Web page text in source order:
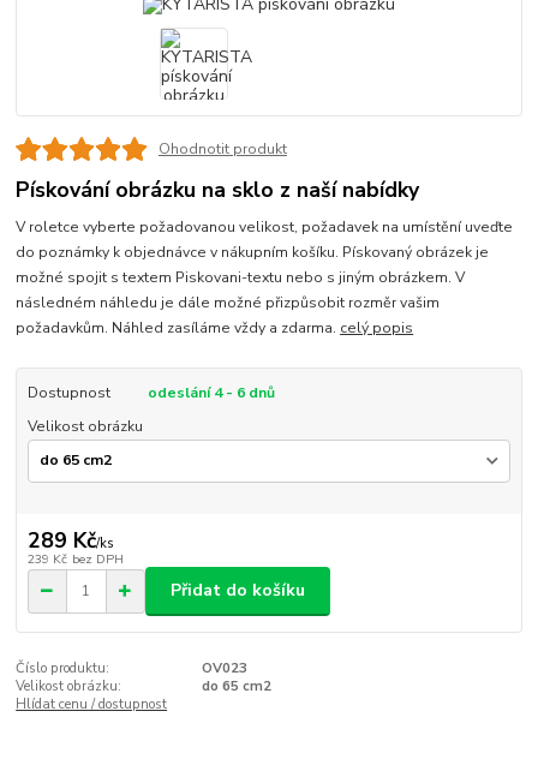
Ohodnotit produkt
Pískování obrázku na sklo z naší nabídky
V roletce vyberte požadovanou velikost, požadavek na umístění uveďte
do poznámky k objednávce v nákupním košíku. Pískovaný obrázek je
možné spojit s textem Piskovani-textu nebo s jiným obrázkem. V
následném náhledu je dále možné přizpůsobit rozměr vašim
požadavkům. Náhled zasíláme vždy a zdarma. celý popis
Dostupnost
odeslání 4 - 6 dnů
Velikost obrázku
289 Kč/ks
239 Kč bez DPH
Přidat do košíku
Číslo produktu:
OV023
Velikost obrázku:
do 65 cm2
Hlídat cenu / dostupnost